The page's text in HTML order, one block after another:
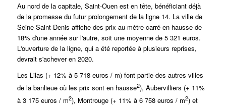
Au nord de la capitale, Saint-Ouen est en tête, bénéficiant déjà
de la promesse du futur prolongement de la ligne 14. La ville de
Seine-Saint-Denis affiche des prix au mètre carré en hausse de
18% d'une année sur l'autre, soit une moyenne de 5 321 euros.
L'ouverture de la ligne, qui a été reportée à plusieurs reprises,
devrait s'achever en 2020.
Les Lilas (+ 12% à 5 718 euros / m) font partie des autres villes
de la banlieue où les prix sont en hausse2), Aubervilliers (+ 11%
à 3 175 euros / m2), Montrouge (+ 11% à 6 758 euros / m2) et